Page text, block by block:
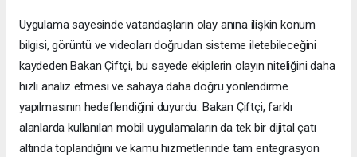
Uygulama sayesinde vatandaşların olay anına ilişkin konum
bilgisi, görüntü ve videoları doğrudan sisteme iletebileceğini
kaydeden Bakan Çiftçi, bu sayede ekiplerin olayın niteliğini daha
hızlı analiz etmesi ve sahaya daha doğru yönlendirme
yapılmasının hedeflendiğini duyurdu. Bakan Çiftçi, farklı
alanlarda kullanılan mobil uygulamaların da tek bir dijital çatı
altında toplandığını ve kamu hizmetlerinde tam entegrasyon